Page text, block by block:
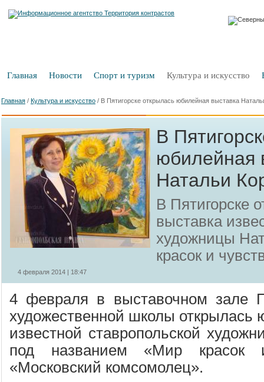
Главная Новости Спорт и туризм Культура и искусство
Главная / Культура и искусство / В Пятигорске открылась юбилейная выставка
В
юбилейная
Натальи
В Пятигорске
выставка
художницы
красок и
4 февраля 2014 | 18:47
4 февраля в выставочном зале
художественной школы открылась
известной ставропольской
под названием «Мир красок
«Московский комсомолец».